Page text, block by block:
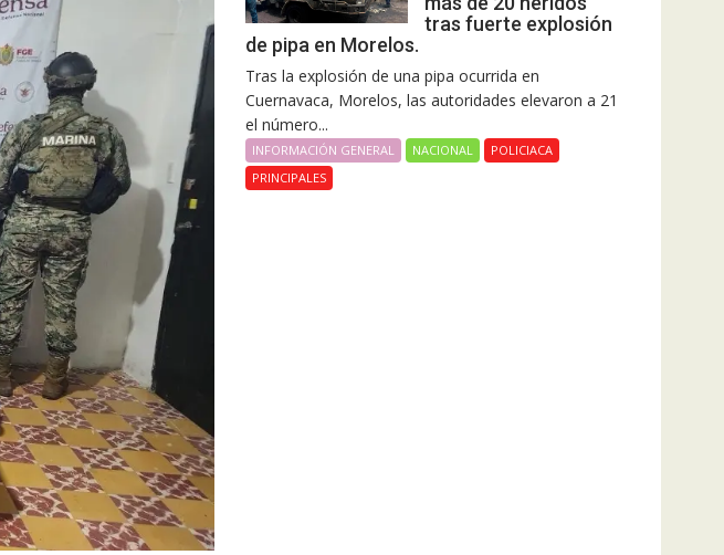
tras fuerte explosión
de pipa en Morelos.
Tras la explosión de una pipa ocurrida en
Cuernavaca, Morelos, las autoridades elevaron a 21
el número...
INFORMACIÓN GENERAL NACIONAL
POLICIACA
PRINCIPALES